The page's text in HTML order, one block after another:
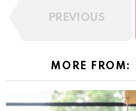
PREVIOUS
MORE FROM: